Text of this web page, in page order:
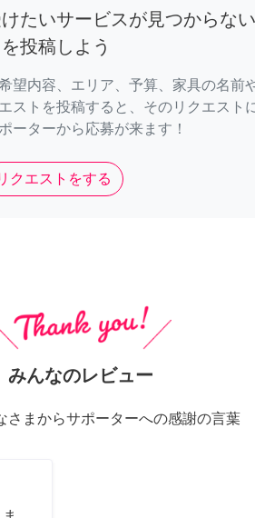
たいサービスが見つからな
を投稿しよう
望内容、エリア、予算、家具の名前
ストを投稿すると、そのリクエスト
ーターから応募が来ます！
クエストをする
みんなのレビュー
さまからサポーターへの感謝の言葉